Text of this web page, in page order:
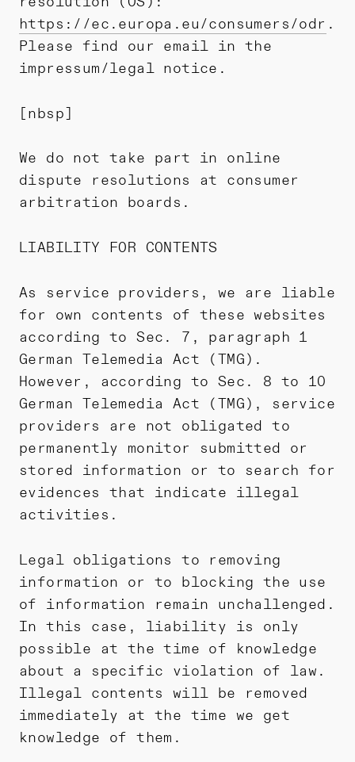
https://ec.europa.eu/consumers/odr .
Please find our email in the
impressum/legal notice.
[nbsp]
We do not take part in online
dispute resolutions at consumer
arbitration boards.
LIABILITY FOR CONTENTS
As service providers, we are liable
for own contents of these websites
according to Sec. 7, paragraph 1
German Telemedia Act (TMG).
However, according to Sec. 8 to 10
German Telemedia Act (TMG), service
providers are not obligated to
permanently monitor submitted or
stored information or to search for
evidences that indicate illegal
activities.
Legal obligations to removing
information or to blocking the use
of information remain unchallenged.
In this case, liability is only
possible at the time of knowledge
about a specific violation of law.
Illegal contents will be removed
immediately at the time we get
knowledge of them.